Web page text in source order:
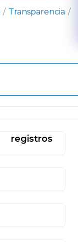
/ Transparencia /
registros